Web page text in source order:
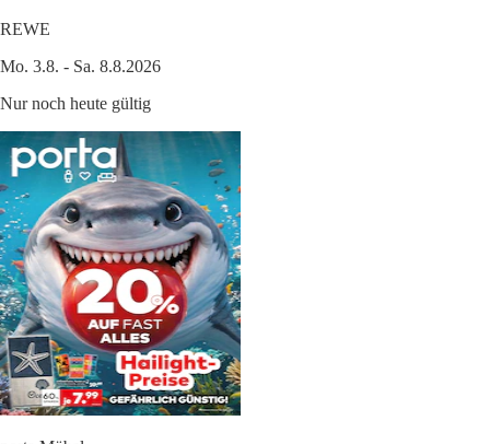
REWE
Mo. 3.8. - Sa. 8.8.2026
Nur noch heute gültig